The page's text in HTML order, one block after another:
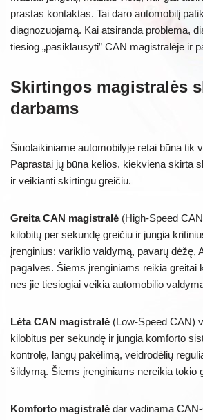
prastas kontaktas. Tai daro automobilį
diagnozuojamą. Kai atsiranda problema,
tiesiog „pasiklausyti” CAN magistralėje ir
Skirtingos magistralės
darbams
Šiuolaikiniame automobilyje retai būna tik
Paprastai jų būna kelios, kiekviena skirta
ir veikianti skirtingu greičiu.
Greita CAN magistralė (High-Speed
kilobitų per sekundę greičiu ir jungia
įrenginius: variklio valdymą, pavarų dėžę,
pagalves. Šiems įrenginiams reikia greitai
nes jie tiesiogiai veikia automobilio
Lėta CAN magistralė (Low-Speed CAN)
kilobitus per sekundę ir jungia komforto
kontrolę, langų pakėlimą, veidrodėlių
šildymą. Šiems įrenginiams nereikia tokio
Komforto magistralė dar vadinama